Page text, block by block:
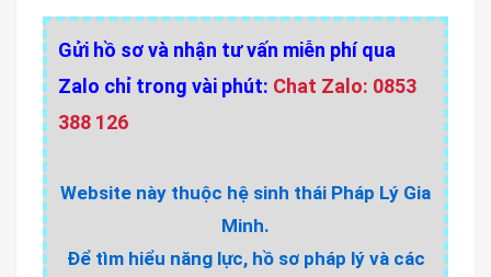
Gửi hồ sơ và nhận tư vấn miễn phí qua
Zalo chỉ trong vài phút: Chat Zalo: 0853
388 126
Website này thuộc hệ sinh thái Pháp Lý Gia
Minh.
Để tìm hiểu năng lực, hồ sơ pháp lý và các